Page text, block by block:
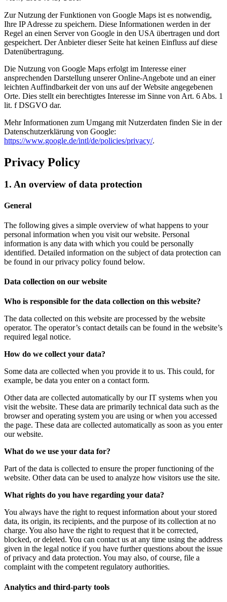
Zur Nutzung der Funktionen von Google Maps ist es notwendig,
Ihre IP Adresse zu speichern. Diese Informationen werden in der
Regel an einen Server von Google in den USA übertragen und dort
gespeichert. Der Anbieter dieser Seite hat keinen Einfluss auf diese
Datenübertragung.
Die Nutzung von Google Maps erfolgt im Interesse einer
ansprechenden Darstellung unserer Online-Angebote und an einer
leichten Auffindbarkeit der von uns auf der Website angegebenen
Orte. Dies stellt ein berechtigtes Interesse im Sinne von Art. 6 Abs. 1
lit. f DSGVO dar.
Mehr Informationen zum Umgang mit Nutzerdaten finden Sie in der
Datenschutzerklärung von Google:
https://www.google.de/intl/de/policies/privacy/.
Privacy Policy
1. An overview of data protection
General
The following gives a simple overview of what happens to your
personal information when you visit our website. Personal
information is any data with which you could be personally
identified. Detailed information on the subject of data protection can
be found in our privacy policy found below.
Data collection on our website
Who is responsible for the data collection on this website?
The data collected on this website are processed by the website
operator. The operator’s contact details can be found in the website’s
required legal notice.
How do we collect your data?
Some data are collected when you provide it to us. This could, for
example, be data you enter on a contact form.
Other data are collected automatically by our IT systems when you
visit the website. These data are primarily technical data such as the
browser and operating system you are using or when you accessed
the page. These data are collected automatically as soon as you enter
our website.
What do we use your data for?
Part of the data is collected to ensure the proper functioning of the
website. Other data can be used to analyze how visitors use the site.
What rights do you have regarding your data?
You always have the right to request information about your stored
data, its origin, its recipients, and the purpose of its collection at no
charge. You also have the right to request that it be corrected,
blocked, or deleted. You can contact us at any time using the address
given in the legal notice if you have further questions about the issue
of privacy and data protection. You may also, of course, file a
complaint with the competent regulatory authorities.
Analytics and third-party tools